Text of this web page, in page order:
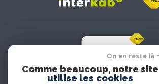
On en reste là
Comme beaucoup, notre site
utilise les cookies